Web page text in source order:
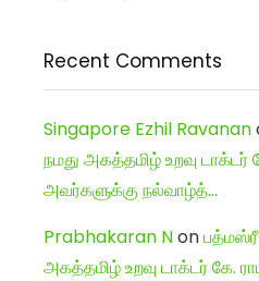
Recent Comments
Singapore Ezhil Ravanan
நமது அகத்தமிழ் உறவு டாக்டர்
அவர்களுக்கு நல்வாழ்த்…
Prabhakaran Nonபத்மஸ்ரீ
அகத்தமிழ் உறவு டாக்டர் கே.